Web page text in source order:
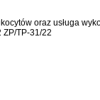
oraz usługa
TP-31/22